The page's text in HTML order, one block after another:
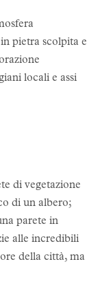
pietra scolpita e
locali e assi
di vegetazione
di un albero;
parete in
alle incredibili
della città, ma